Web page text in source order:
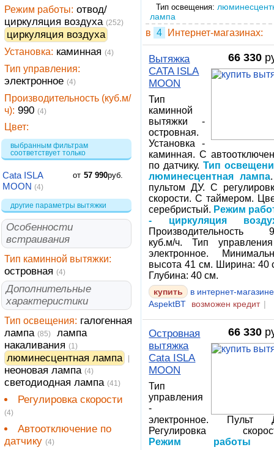
Режим работы: отвод/
циркуляция воздуха (252)
циркуляция воздуха
Установка: каминная (4)
Тип управления:
электронное (4)
Производительность (куб.м/
ч): 990 (4)
Цвет:
выбранным фильтрам
соответствует только
Cata ISLA
MOON (4)
от 57 990руб.
другие параметры вытяжки
Особенности
встраивания
Тип каминной вытяжки:
островная (4)
Дополнительные
характеристики
Тип освещения: галогенная
лампа (85)
лампа
накаливания (1)
люминесцентная лампа
неоновая лампа (4)
светодиодная лампа (41)
Регулировка скорости
(4)
Автоотключение по
датчику (4)
Тип освещения:
лампа
в 4 Интернет-магазинах:
66 330
Вытяжка
CATA ISLA
MOON
Тип
каминной
вытяжки -
островная.
Установка -
каминная. С
по датчику. Тип
люминесцентная лампа
пультом ДУ. С
скорости. С таймером.
серебристый. Режим
- циркуляция
Производительность
куб.м/ч. Тип
электронное.
высота 41 см. Ширина: 40
Глубина: 40 см.
купить
в интернет-магазине
AspektBT
возможен кредит
66 330
Островная
вытяжка
Cata ISLA
MOON
Тип
управления
-
электронное. Пульт
Регулировка
Режим